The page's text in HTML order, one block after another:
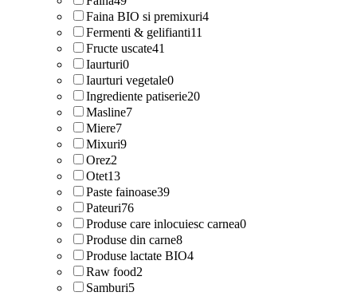
Faina BIO si premixuri4
Fermenti & gelifianti11
Fructe uscate41
Iaurturi0
Iaurturi vegetale0
Ingrediente patiserie20
Masline7
Miere7
Mixuri9
Orez2
Otet13
Paste fainoase39
Pateuri76
Produse care inlocuiesc carnea0
Produse din carne8
Produse lactate BIO4
Raw food2
Samburi5